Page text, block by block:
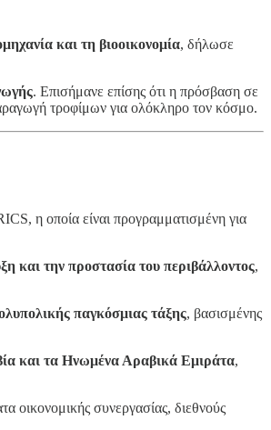
και τη βιοοικονομία, δήλωσε
. Επισήμανε επίσης ότι η πρόσβαση σε
τροφίμων για ολόκληρο τον κόσμο.
η οποία είναι προγραμματισμένη για
και την προστασία του περιβάλλοντος,
παγκόσμιας τάξης, βασισμένης
και τα Ηνωμένα Αραβικά Εμιράτα,
οικονομικής συνεργασίας, διεθνούς